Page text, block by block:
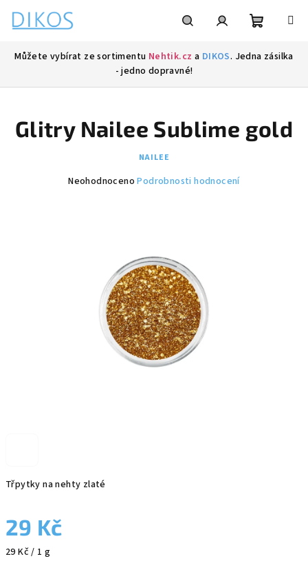
obsah
Můžete vybírat ze sortimentu Nehtik.cz a DIKOS. Jedna zásilka
- jedno dopravné!
Třpytky na nehty zlaté
29 Kč
Měrná
29 Kč / 1 g
Glitry Nailee Sublime gold
NAILEE
Průměrné
hvězdiček.
Neohodnoceno Podrobnosti hodnocení